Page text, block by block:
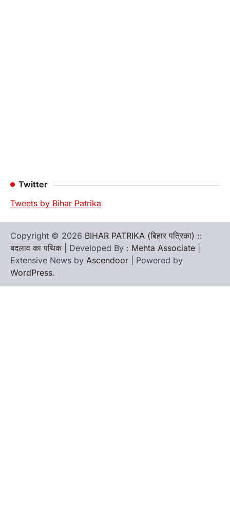
Twitter
Tweets by Bihar Patrika
Copyright © 2026 BIHAR PATRIKA (बिहार पत्रिका) ::
बदलाव का पथिक | Developed By : Mehta Associate
Extensive News by Ascendoor | Powered by
WordPress.